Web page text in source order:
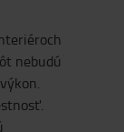
nebudú